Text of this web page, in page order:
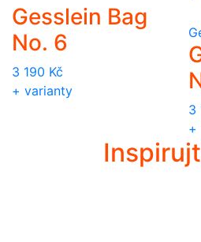
Gesslein Bag
No. 6
3 190 Kč
+ varianty
3
+